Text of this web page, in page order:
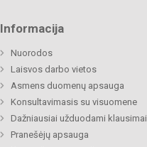
Informacija
Nuorodos
Laisvos darbo vietos
Asmens duomenų apsauga
Konsultavimasis su visuomene
Dažniausiai užduodami klausimai
Pranešėjų apsauga